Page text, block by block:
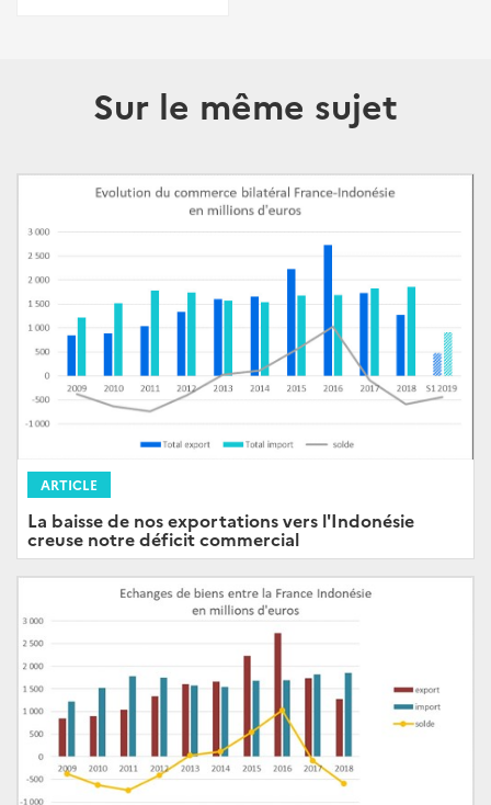
Sur le même sujet
ARTICLE
La baisse de nos exportations vers l'Indonésie
creuse notre déficit commercial